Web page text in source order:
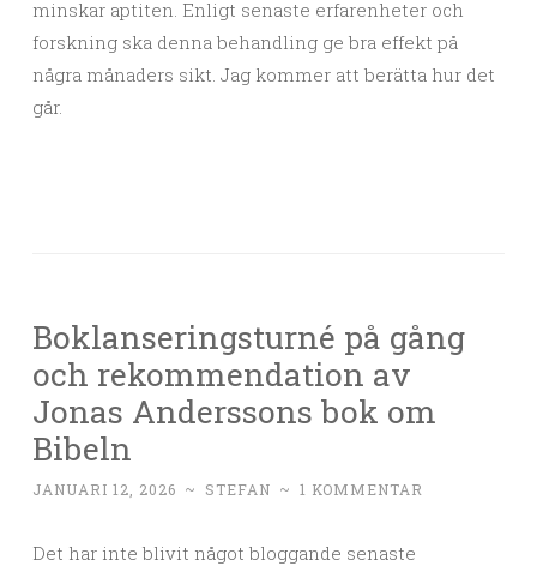
minskar aptiten. Enligt senaste erfarenheter och
forskning ska denna behandling ge bra effekt på
några månaders sikt. Jag kommer att berätta hur det
går.
Boklanseringsturné på gång
och rekommendation av
Jonas Anderssons bok om
Bibeln
JANUARI 12, 2026 ~ STEFAN ~ 1 KOMMENTAR
Det har inte blivit något bloggande senaste